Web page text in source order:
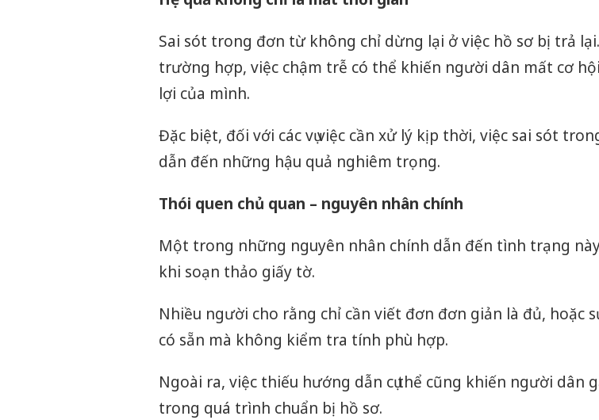
Sai sót trong đơn từ không chỉ dừng lại ở việc hồ sơ bị trả
trường hợp, việc chậm trễ có thể khiến người dân mất cơ
lợi của mình.
Đặc biệt, đối với các vụ việc cần xử lý kịp thời, việc sai sót
dẫn đến những hậu quả nghiêm trọng.
Thói quen chủ quan – nguyên nhân chính
Một trong những nguyên nhân chính dẫn đến tình trạng
khi soạn thảo giấy tờ.
Nhiều người cho rằng chỉ cần viết đơn đơn giản là đủ, hoặc
có sẵn mà không kiểm tra tính phù hợp.
Ngoài ra, việc thiếu hướng dẫn cụ thể cũng khiến người dân
trong quá trình chuẩn bị hồ sơ.